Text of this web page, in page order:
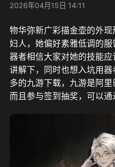
2026年04月15日 14:11
物华弥新广彩描金壶的外
妇人，她偏好素雅低调的
器者相信大家对她的技能
讲解下，同时也想入坑用
多的九游下载，九游是阿
而且参与签到抽奖，可以